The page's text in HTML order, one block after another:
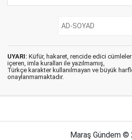
UYARI: Küfür, hakaret, rencide edici cümleler
içeren, imla kuralları ile yazılmamış,
Türkçe karakter kullanılmayan ve büyük
onaylanmamaktadır.
Maraş Gündem ©